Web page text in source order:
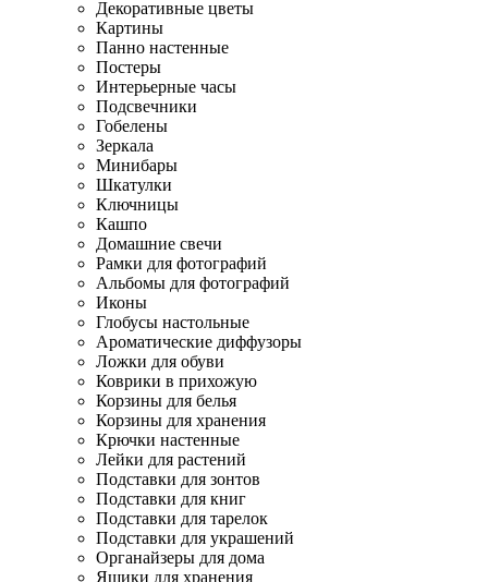
Декоративные цветы
Картины
Панно настенные
Постеры
Интерьерные часы
Подсвечники
Гобелены
Зеркала
Минибары
Шкатулки
Ключницы
Кашпо
Домашние свечи
Рамки для фотографий
Альбомы для фотографий
Иконы
Глобусы настольные
Ароматические диффузоры
Ложки для обуви
Коврики в прихожую
Корзины для белья
Корзины для хранения
Крючки настенные
Лейки для растений
Подставки для зонтов
Подставки для книг
Подставки для тарелок
Подставки для украшений
Органайзеры для дома
Ящики для хранения